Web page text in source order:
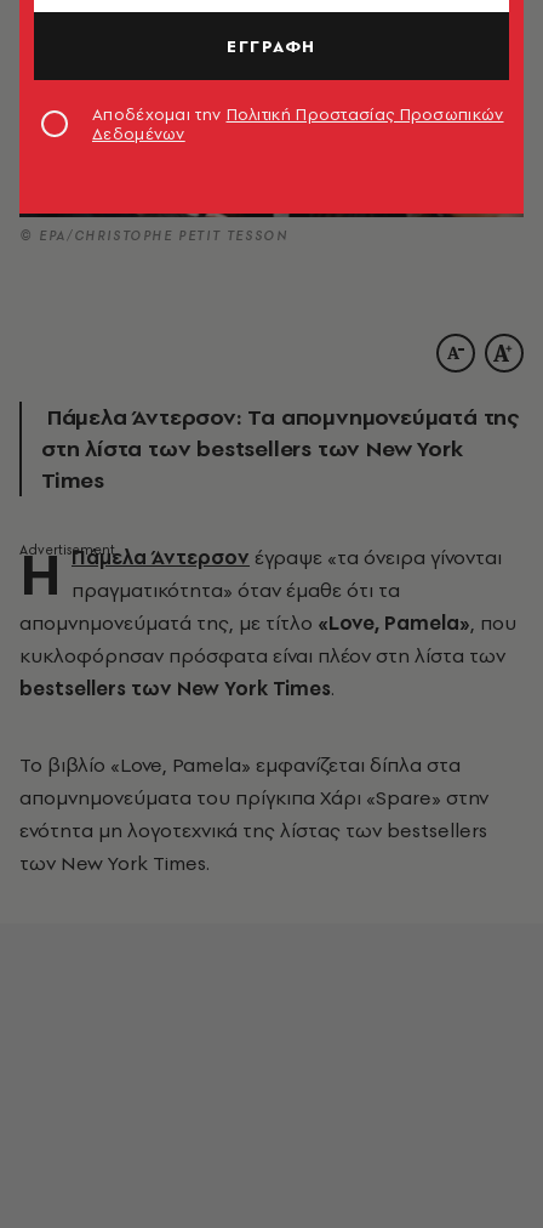
© EPA/CHRISTOPHE PETIT TESSON
Πάμελα Άντερσον: Τα απομνημονεύματά της
στη λίστα των bestsellers των New York
Times
Η Πάμελα Άντερσον έγραψε «τα όνειρα γίνονται
πραγματικότητα» όταν έμαθε ότι τα
απομνημονεύματά της, με τίτλο «Love, Pamela», που
κυκλοφόρησαν πρόσφατα είναι πλέον στη λίστα των
bestsellers των New York Times.
Το βιβλίο «Love, Pamela» εμφανίζεται δίπλα στα
απομνημονεύματα του πρίγκιπα Χάρι «Spare» στην
ενότητα μη λογοτεχνικά της λίστας των bestsellers
των New York Times.
ΕΓΓΡΑΦΗ
Αποδέχομαι την Πολιτική Προστασίας Προσωπικών
Δεδομένων